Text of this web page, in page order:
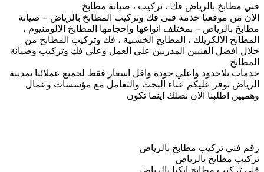
فني مطابخ بالرياض فك ، تركيب ، صيانة مطابخ
الان من موقعنا خدمة فنى فك وتركيب المطابخ بالرياض – صيانة
مطابخ بالرياض – بمختلف انواعها واحجامها المطابخ الالومنيوم ،
المطابخ الالكريلك ، المطابخ الخشبية ، فك وتركيب المطابخ من
خلال افضل الفنيين المدربين علي العمل وعلي فك وتركيب وصيانة
المطابخ
خدمات بلاحدود واعلي جودة واقل اسعار فقط لجميع عملائنا بمدينة
الرياض نوفر عليكم عناء البحث والتعامل مع مؤسسات وعمال
وهميين اطلبنا الان نصلك اينما تكون
رقم فني تركيب مطابخ بالرياض